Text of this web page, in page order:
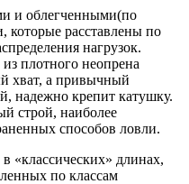
и облегченными(по
которые расставлены по
нагрузок.
плотного неопрена
хват, а привычный
надежно крепит катушку.
строй, наиболее
способов ловли.
«классических» длинах,
по классам